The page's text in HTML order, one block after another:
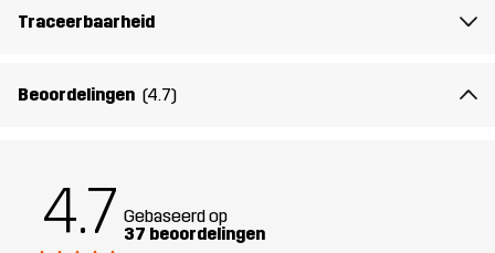
Traceerbaarheid
Beoordelingen (4.7)
4.7 Gebaseerd op
37 beoordelingen